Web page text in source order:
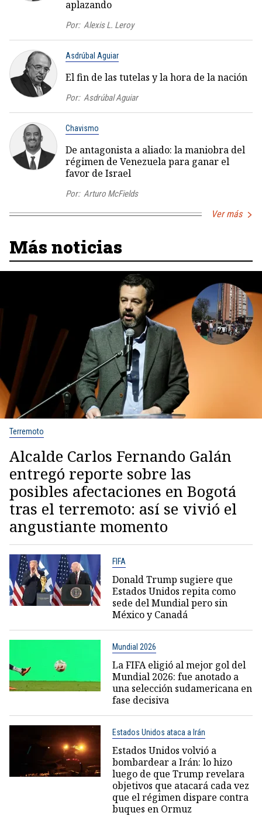
aplazando
Por: Alexis L. Leroy
Asdrúbal Aguiar
El fin de las tutelas y la hora de la nación
Por: Asdrúbal Aguiar
Chavismo
De antagonista a aliado: la maniobra del
régimen de Venezuela para ganar el
favor de Israel
Por: Arturo McFields
Ver más
Más noticias
Terremoto
Alcalde Carlos Fernando Galán
entregó reporte sobre las
posibles afectaciones en Bogotá
tras el terremoto: así se vivió el
angustiante momento
FIFA
Donald Trump sugiere que
Estados Unidos repita como
sede del Mundial pero sin
México y Canadá
Mundial 2026
La FIFA eligió al mejor gol del
Mundial 2026: fue anotado a
una selección sudamericana en
fase decisiva
Estados Unidos ataca a Irán
Estados Unidos volvió a
bombardear a Irán: lo hizo
luego de que Trump revelara
objetivos que atacará cada vez
que el régimen dispare contra
buques en Ormuz